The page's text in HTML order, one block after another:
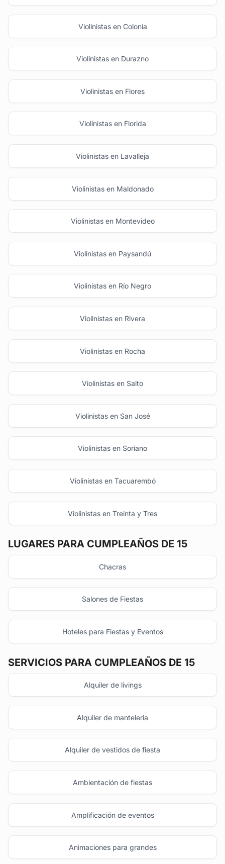
Violinistas en Colonia
Violinistas en Durazno
Violinistas en Flores
Violinistas en Florida
Violinistas en Lavalleja
Violinistas en Maldonado
Violinistas en Montevideo
Violinistas en Paysandú
Violinistas en Río Negro
Violinistas en Rivera
Violinistas en Rocha
Violinistas en Salto
Violinistas en San José
Violinistas en Soriano
Violinistas en Tacuarembó
Violinistas en Treinta y Tres
LUGARES PARA CUMPLEAÑOS DE 15
Chacras
Salones de Fiestas
Hoteles para Fiestas y Eventos
SERVICIOS PARA CUMPLEAÑOS DE 15
Alquiler de livings
Alquiler de manteleria
Alquiler de vestidos de fiesta
Ambientación de fiestas
Amplificación de eventos
Animaciones para grandes